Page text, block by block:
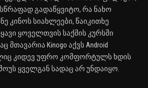
გადაწყვიტო, რა ნახო
კინოს სიახლეები, წაიკითხე
ყოველთვის საქმის კურსში
მთავარია Kinogo აქვს Android
კიდევ უფრო კომფორტულს ხდის
ყველგან სადაც არ უნდაიყო.